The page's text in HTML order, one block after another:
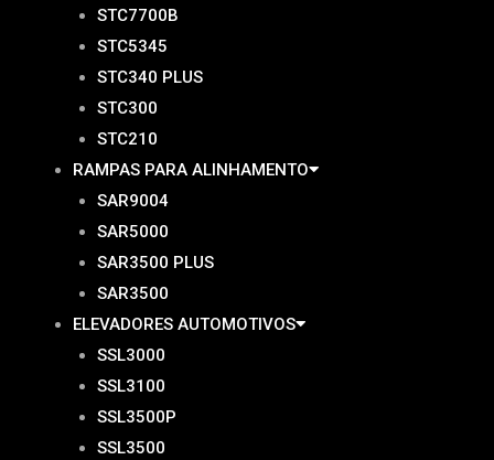
STC7700B
STC5345
STC340 PLUS
STC300
STC210
RAMPAS PARA ALINHAMENTO
SAR9004
SAR5000
SAR3500 PLUS
SAR3500
ELEVADORES AUTOMOTIVOS
SSL3000
SSL3100
SSL3500P
SSL3500